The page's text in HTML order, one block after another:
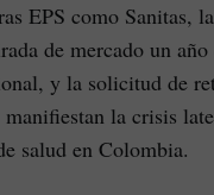
EPS como Sanitas,
de mercado un año
y la solicitud de
manifiestan la crisis
salud en Colombia.